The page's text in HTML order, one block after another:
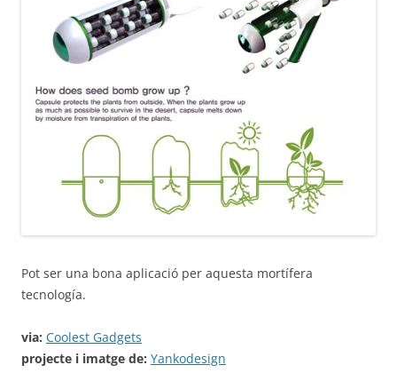
Pot ser una bona aplicació per aquesta mortífera
tecnología.
via: Coolest Gadgets
projecte i imatge de: Yankodesign